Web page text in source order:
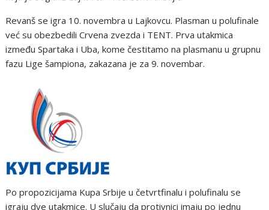
Revanš se igra 10. novembra u Lajkovcu. Plasman u polufinale
već su obezbedili Crvena zvezda i TENT. Prva utakmica
između Spartaka i Uba, kome čestitamo na plasmanu u grupnu
fazu Lige šampiona, zakazana je za 9. novembar.
Po propozicijama Kupa Srbije u četvrtfinalu i polufinalu se
igraju dve utakmice. U slučaju da protivnici imaju po jednu